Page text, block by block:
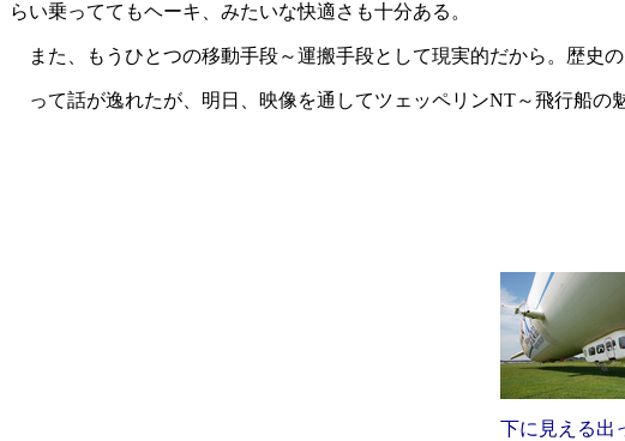
らい乗っててもヘーキ、みたいな快適さも十分ある。
また、もうひとつの移動手段～運搬手段として現実的だから。歴史
って話が逸れたが、明日、映像を通してツェッペリンNT～飛行船の
下に見える出